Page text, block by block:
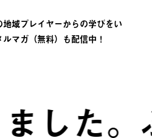
域プレイヤーからの学びをい
マガ（無料）も配信中！
た。ふ